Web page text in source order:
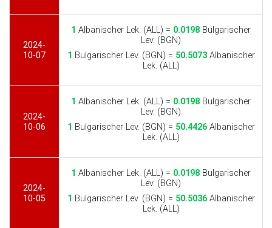
2024-
10-07
1 Albanischer Lek. (ALL) = 0.0198 Bulgarischer
Lev. (BGN)
1 Bulgarischer Lev. (BGN) = 50.5073Albanischer
Lek. (ALL)
2024-
10-06
1 Albanischer Lek. (ALL) = 0.0198 Bulgarischer
Lev. (BGN)
1 Bulgarischer Lev. (BGN) = 50.4426Albanischer
Lek. (ALL)
2024-
10-05
1 Albanischer Lek. (ALL) = 0.0198 Bulgarischer
Lev. (BGN)
1 Bulgarischer Lev. (BGN) = 50.5036Albanischer
Lek. (ALL)